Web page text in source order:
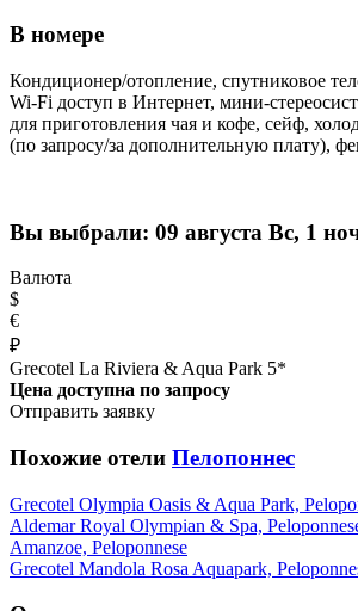
В номере
Кондиционер/отопление, спутниковое
Wi-Fi доступ в Интернет, мини-
для приготовления чая и кофе, сейф,
(по запросу/за дополнительную плату),
Вы выбрали: 09 августа Вс, 1
Валюта
$
€
₽
Grecotel La Riviera & Aqua Park 5*
Цена доступна по запросу
Отправить заявку
Похожие отели Пелопоннес
Grecotel Olympia Oasis & Aqua Park,
Aldemar Royal Olympian & Spa,
Amanzoe, Peloponnese
Grecotel Mandola Rosa Aquapark,